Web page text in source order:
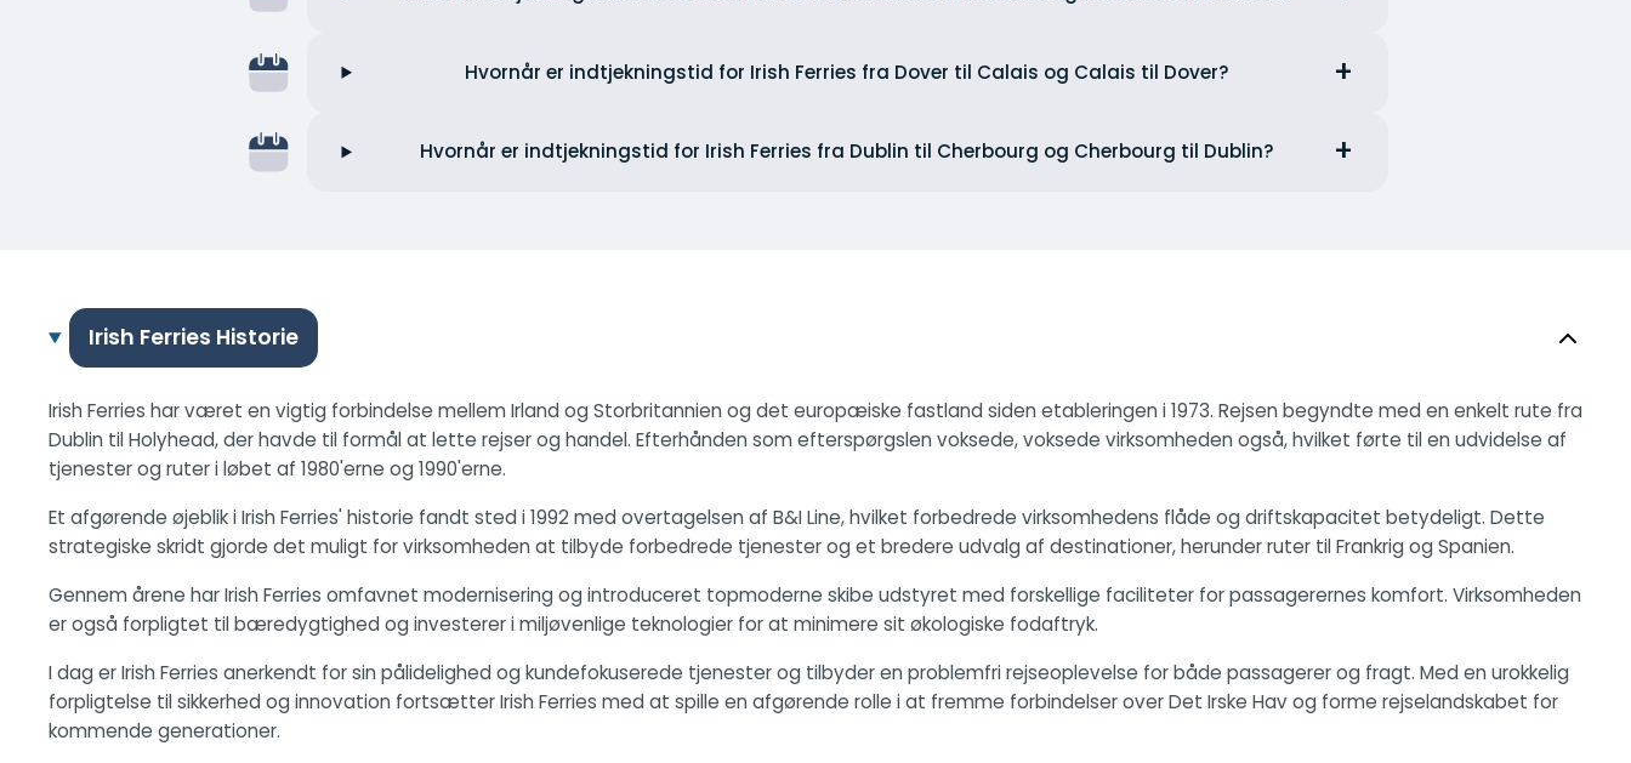
Hvornår er indtjekningstid for Irish Ferries fra Dover til Calais og Calais til Dover?
Hvornår er indtjekningstid for Irish Ferries fra Dublin til Cherbourg og Cherbourg til Dublin?
Irish Ferries Historie
Irish Ferries har været en vigtig forbindelse mellem Irland og Storbritannien og det europæiske fastland siden etableringen i 1973. Rejsen begyndte med en enkelt rute fra
Dublin til Holyhead, der havde til formål at lette rejser og handel. Efterhånden som efterspørgslen voksede, voksede virksomheden også, hvilket førte til en udvidelse af
tjenester og ruter i løbet af 1980'erne og 1990'erne.
Et afgørende øjeblik i Irish Ferries' historie fandt sted i 1992 med overtagelsen af B&I Line, hvilket forbedrede virksomhedens flåde og driftskapacitet betydeligt. Dette
strategiske skridt gjorde det muligt for virksomheden at tilbyde forbedrede tjenester og et bredere udvalg af destinationer, herunder ruter til Frankrig og Spanien.
Gennem årene har Irish Ferries omfavnet modernisering og introduceret topmoderne skibe udstyret med forskellige faciliteter for passagerernes komfort. Virksomheden
er også forpligtet til bæredygtighed og investerer i miljøvenlige teknologier for at minimere sit økologiske fodaftryk.
I dag er Irish Ferries anerkendt for sin pålidelighed og kundefokuserede tjenester og tilbyder en problemfri rejseoplevelse for både passagerer og fragt. Med en urokkelig
forpligtelse til sikkerhed og innovation fortsætter Irish Ferries med at spille en afgørende rolle i at fremme forbindelser over Det Irske Hav og forme rejselandskabet for
kommende generationer.